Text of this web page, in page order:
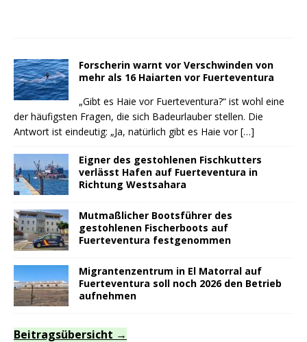
Forscherin warnt vor Verschwinden von
mehr als 16 Haiarten vor Fuerteventura
„Gibt es Haie vor Fuerteventura?“ ist wohl eine
der häufigsten Fragen, die sich Badeurlauber stellen. Die
Antwort ist eindeutig: „Ja, natürlich gibt es Haie vor[…]
Eigner des gestohlenen Fischkutters
verlässt Hafen auf Fuerteventura in
Richtung Westsahara
Mutmaßlicher Bootsführer des
gestohlenen Fischerboots auf
Fuerteventura festgenommen
Migrantenzentrum in El Matorral auf
Fuerteventura soll noch 2026 den Betrieb
aufnehmen
Beitragsübersicht